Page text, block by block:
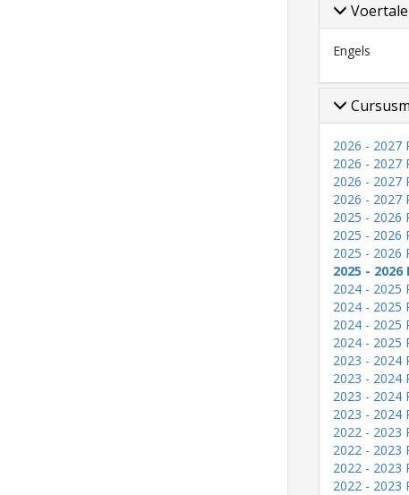
Engels
2026 - 2027
2026 - 2027
2026 - 2027
2026 - 2027
2025 - 2026
2025 - 2026
2025 - 2026
2025 -
2024 - 2025
2024 - 2025
2024 - 2025
2024 - 2025
2023 - 2024
2023 - 2024
2023 - 2024
2023 - 2024
2022 - 2023
2022 - 2023
2022 - 2023
2022 - 2023